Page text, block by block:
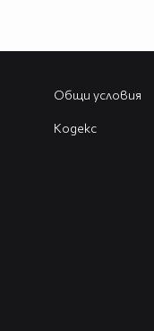
Общи условия
Кодекс